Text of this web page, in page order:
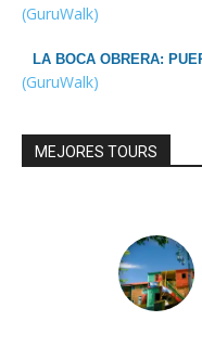
(GuruWalk)
LA BOCA OBRERA:
(GuruWalk)
MEJORES TOURS